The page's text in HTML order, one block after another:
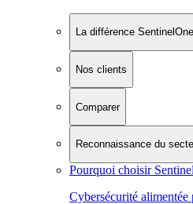
La différence SentinelOne
Nos clients
Comparer
Reconnaissance du
Pourquoi choisir
Cybersécurité alimentée